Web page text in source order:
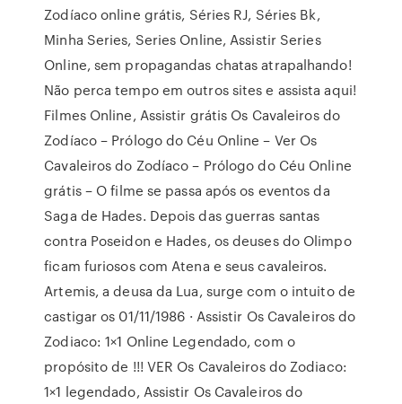
Zodíaco online grátis, Séries RJ, Séries Bk,
Minha Series, Series Online, Assistir Series
Online, sem propagandas chatas atrapalhando!
Não perca tempo em outros sites e assista aqui!
Filmes Online, Assistir grátis Os Cavaleiros do
Zodíaco – Prólogo do Céu Online – Ver Os
Cavaleiros do Zodíaco – Prólogo do Céu Online
grátis – O filme se passa após os eventos da
Saga de Hades. Depois das guerras santas
contra Poseidon e Hades, os deuses do Olimpo
ficam furiosos com Atena e seus cavaleiros.
Artemis, a deusa da Lua, surge com o intuito de
castigar os 01/11/1986 · Assistir Os Cavaleiros do
Zodiaco: 1×1 Online Legendado, com o
propósito de !!! VER Os Cavaleiros do Zodiaco:
1×1 legendado, Assistir Os Cavaleiros do